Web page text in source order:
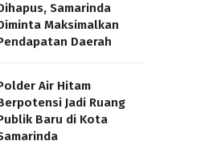
Samarinda
Maksimalkan
Daerah
Air Hitam
Jadi Ruang
Baru di Kota